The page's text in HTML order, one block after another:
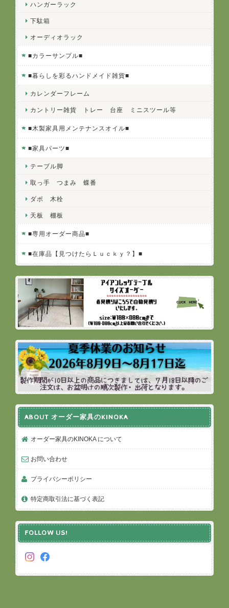
ハンガーラック
下駄箱
オーディオラック
■カラーサンプル■
■暮らしを彩るハンドメイド雑貨■
カレンダーフレーム
カントリー雑貨 トレー 台座 ミニスツール等
■木製家具用メンテナンスオイル■
■家具パーツ■
テーブル脚
取っ手 つまみ 蝶番
ダボ 木栓
天板 棚板
■専用オーダー商品■
■在庫品【見つけたらＬｕｃｋｙ？】■
ABOUT オーダー家具のKINOKA
オーダー家具のKINOKA について
お問い合わせ
プライバシーポリシー
特定商取引法に基づく表記
FOLLOW US!